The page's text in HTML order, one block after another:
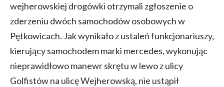
wejherowskiej drogówki otrzymali zgłoszenie o
zderzeniu dwóch samochodów osobowych w
Pętkowicach. Jak wynikało z ustaleń funkcjonariuszy,
kierujący samochodem marki mercedes, wykonując
nieprawidłowo manewr skrętu w lewo z ulicy
Golfistów na ulicę Wejherowską, nie ustąpił